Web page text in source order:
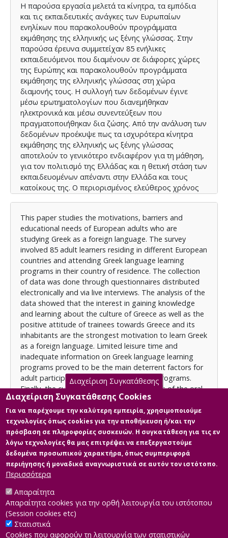
Η παρούσα εργασία μελετά τα κίνητρα, τα εμπόδια
και τις εκπαιδευτικές ανάγκες των Ευρωπαίων
ενηλίκων που παρακολουθούν προγράμματα
εκμάθησης της ελληνικής ως ξένης γλώσσας. Στην
παρούσα έρευνα συμμετείχαν 85 ενήλικες
εκπαιδευόμενοι που διαμένουν σε διάφορες χώρες
της Ευρώπης και παρακολουθούν προγράμματα
εκμάθησης της ελληνικής γλώσσας στη χώρα
διαμονής τους. Η συλλογή των δεδομένων έγινε
μέσω ερωτηματολογίων που διανεμήθηκαν
ηλεκτρονικά και μέσω συνεντεύξεων που
πραγματοποιήθηκαν δια ζώσης. Από την ανάλυση των
δεδομένων προέκυψε πως τα ισχυρότερα κίνητρα
εκμάθησης της ελληνικής ως ξένης γλώσσας
αποτελούν το γενικότερο ενδιαφέρον για τη μάθηση,
για τον πολιτισμό της Ελλάδας και η θετική στάση των
εκπαιδευομένων απέναντι στην Ελλάδα και τους
κατοίκους της. Ο περιορισμένος ελεύθερος χρόνος
αποδείχτηκαν οι κυριότεροι αποτρεπτικοί
παράγοντες για τη συμμετοχή των ενηλίκων σε
αντίστοιχα εκπαιδευτικά προγράμματα. Τέλος, η
καλλιέργεια των γλωσσικών δεξιοτήτων του
προφορικού λόγου και η συμμετοχή σε καθημερινά
επικοινωνιακά πλαίσια αναδείχτηκαν ως οι
βασικότερες εκπαιδευτικές ανάγκες των
συμμετεχόντων.
This paper studies the motivations, barriers and
educational needs of European adults who are
studying Greek as a foreign language. The survey
involved 85 adult learners residing in different European
countries and attending Greek language learning
programs in their country of residence. The collection
of data was done through questionnaires distributed
electronically and via live interviews. The analysis of the
data showed that the interest in gaining knowledge
and learning about the culture of Greece as well as the
positive attitude of trainees towards Greece and its
inhabitants are the strongest motivation to learn Greek
as a foreign language. Limited leisure time and
inadequate information on Greek language learning
programs proved to be the main deterrent factors for
adult participation in relevant education programs.
Finally, the cultivation of the language skills of the oral
speech and the participation in everyday
communication frameworks emerged as the most
basic educational needs of the participants.
Άδεια
Items in Apothesis are protected by copyright, with all
rights reserved, unless otherwise indicated.
Κύρια Αρχεία Διατριβής
Διαχείριση Συγκατάθεσης
Διαχείριση Συγκατάθεσης Cookies
Για να παρέχουμε την καλύτερη εμπειρία, χρησιμοποιούμε
τεχνολογίες όπως cookies για την αποθήκευση ή/και την
πρόσβαση σε πληροφορίες συσκευών. Η συγκατάθεση για τις εν
λόγω τεχνολογίες θα μας επιτρέψει να επεξεργαστούμε
δεδομένα προσωπικού χαρακτήρα, όπως συμπεριφορά
περιήγησης ή μοναδικά αναγνωριστικά σε αυτόν τον ιστότοπο.
Περισσότερα
Απαραίτητα
Απαραίτητα cookies για την ορθή λειτουργία του ιστότοπου
(Session cookies etc)
Στατιστικά
Cookies που αφορούν τη λειτουργία των στατιστικών